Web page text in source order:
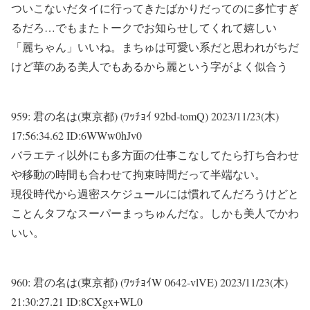
ついこないだタイに行ってきたばかりだってのに多忙すぎ
るだろ…でもまたトークでお知らせしてくれて嬉しい
「麗ちゃん」いいね。まちゅは可愛い系だと思われがちだ
けど華のある美人でもあるから麗という字がよく似合う
959: 君の名は(東京都) (ﾜｯﾁｮｲ 92bd-tomQ)2023/11/23(木)
17:56:34.62 ID:6WWw0hJv0
バラエティ以外にも多方面の仕事こなしてたら打ち合わせ
や移動の時間も合わせて拘束時間だって半端ない。
現役時代から過密スケジュールには慣れてんだろうけどと
ことんタフなスーパーまっちゅんだな。しかも美人でかわ
いい。
960: 君の名は(東京都) (ﾜｯﾁｮｲW 0642-vlVE)2023/11/23(木)
21:30:27.21 ID:8CXgx+WL0